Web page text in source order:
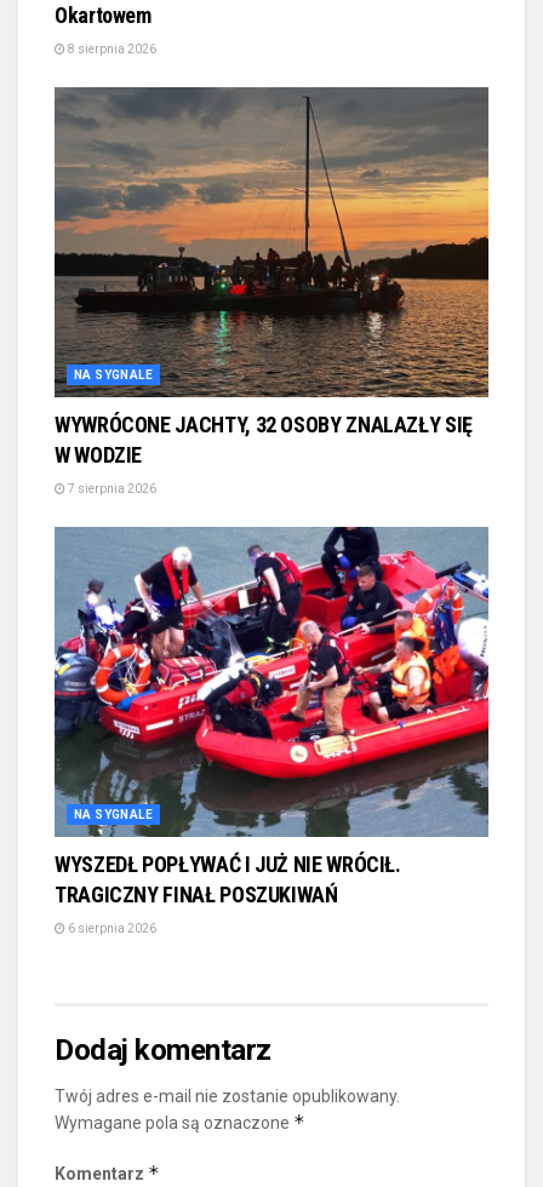
Okartowem
8 sierpnia 2026
NA SYGNALE
WYWRÓCONE JACHTY, 32 OSOBY ZNALAZŁY SIĘ
W WODZIE
7 sierpnia 2026
NA SYGNALE
WYSZEDŁ POPŁYWAĆ I JUŻ NIE WRÓCIŁ.
TRAGICZNY FINAŁ POSZUKIWAŃ
6 sierpnia 2026
Dodaj komentarz
Twój adres e-mail nie zostanie opublikowany.
Wymagane pola są oznaczone *
Komentarz *